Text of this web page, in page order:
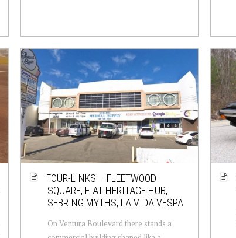
FOUR-LINKS – FLEETWOOD
SQUARE, FIAT HERITAGE HUB,
SEBRING MYTHS, LA VIDA VESPA
On Ventura Boulevard there stands a